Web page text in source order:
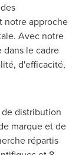
notre approche
Avec notre
le cadre
d'efficacité,
distribution
marque et de
répartis